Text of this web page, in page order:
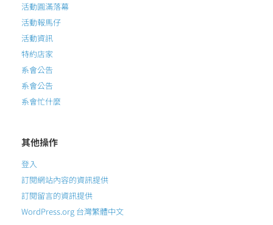
活動圓滿落幕
活動報馬仔
活動資訊
特約店家
系會公告
系會公告
系會忙什麼
其他操作
登入
訂閱網站內容的資訊提供
訂閱留言的資訊提供
WordPress.org 台灣繁體中文